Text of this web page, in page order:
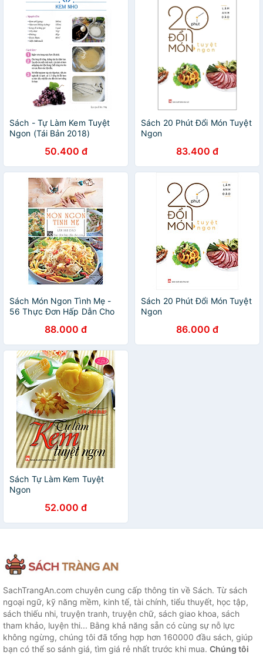
Sách - Tự Làm Kem Tuyệt
Ngon (Tái Bản 2018)
50.400 đ
Sách 20 Phút Đổi Món Tuyệt
Ngon
83.400 đ
Sách Món Ngon Tình Mẹ -
56 Thực Đơn Hấp Dẫn Cho
88.000 đ
Sách 20 Phút Đổi Món Tuyệt
Ngon
86.000 đ
Sách Tự Làm Kem Tuyệt
Ngon
52.000 đ
SachTrangAn.com chuyên cung cấp thông tin về Sách. Từ sách
ngoại ngữ, kỹ năng mềm, kinh tế, tài chính, tiểu thuyết, học tập,
sách thiếu nhi, truyện tranh, truyện chữ, sách giao khoa, sách
tham khảo, luyện thi... Bằng khả năng sẵn có cùng sự nỗ lực
không ngừng, chúng tôi đã tổng hợp hơn 160000 đầu sách, giúp
bạn có thể so sánh giá, tìm giá rẻ nhất trước khi mua. Chúng tôi